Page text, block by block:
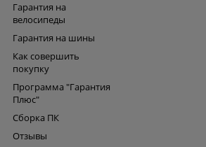
Гарантия на
велосипеды
Гарантия на шины
Как совершить
покупку
Программа "Гарантия
Плюс"
Сборка ПК
Отзывы